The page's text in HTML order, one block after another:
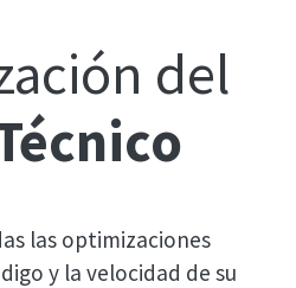
del
las optimizaciones
y la velocidad de su